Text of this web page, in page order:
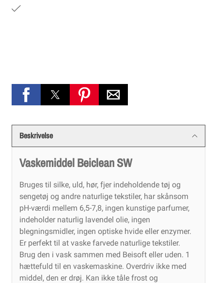
Beskrivelse
Vaskemiddel Beiclean SW
Bruges til silke, uld, hør, fjer indeholdende tøj og
sengetøj og andre naturlige tekstiler, har skånsom
pH-værdi mellem 6,5-7,8, ingen kunstige parfumer,
indeholder naturlig lavendel olie, ingen
blegningsmidler, ingen optiske hvide eller enzymer.
Er perfekt til at vaske farvede naturlige tekstiler.
Brug den i vask sammen med Beisoft eller uden. 1
hættefuld til en vaskemaskine. Overdriv ikke med
middel, den er drøj. Kan ikke tåle frost og